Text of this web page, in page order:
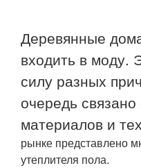
Деревянные
входить в моду.
силу разных
очередь
материалов и
рынке представлено
утеплителя пола.